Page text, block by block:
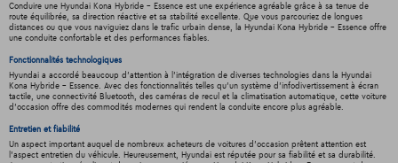
Conduire une Hyundai Kona Hybride - Essence est une expérience agréable grâce à sa tenue de
route équilibrée, sa direction réactive et sa stabilité excellente. Que vous parcouriez de longues
distances ou que vous naviguiez dans le trafic urbain dense, la Hyundai Kona Hybride - Essence offre
une conduite confortable et des performances fiables.
Fonctionnalités technologiques
Hyundai a accordé beaucoup d'attention à l'intégration de diverses technologies dans la Hyundai
Kona Hybride - Essence. Avec des fonctionnalités telles qu'un système d'infodivertissement à écran
tactile, une connectivité Bluetooth, des caméras de recul et la climatisation automatique, cette voiture
d'occasion offre des commodités modernes qui rendent la conduite encore plus agréable.
Entretien et fiabilité
Un aspect important auquel de nombreux acheteurs de voitures d'occasion prêtent attention est
l'aspect entretien du véhicule. Heureusement, Hyundai est réputée pour sa fiabilité et sa durabilité.